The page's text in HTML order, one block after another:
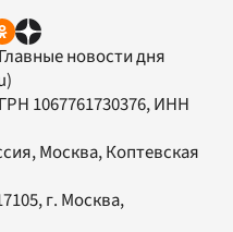
новости дня
1067761730376, ИНН
Москва, Коптевская
, г. Москва,